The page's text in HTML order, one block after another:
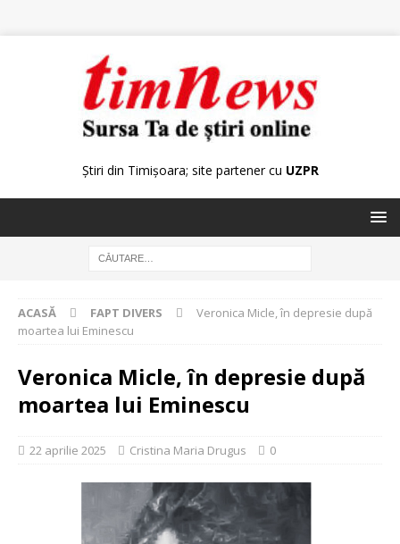
Știri din Timișoara; site partener cu UZPR
ACASĂ FAPT DIVERS
Veronica Micle, în depresie după
moartea lui Eminescu
Veronica Micle, în depresie după
moartea lui Eminescu
22 aprilie 2025 Cristina Maria Drugus 0